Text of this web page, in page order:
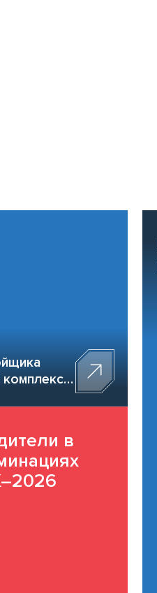
в